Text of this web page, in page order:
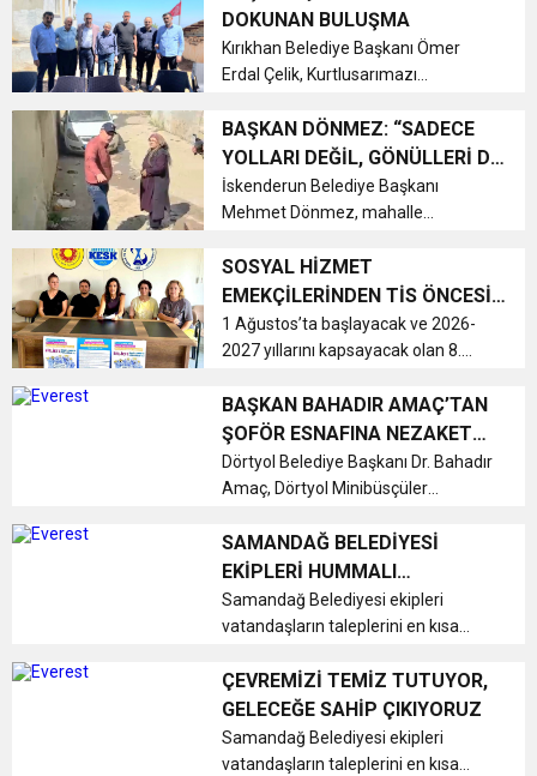
ve Onur Nişanesidir
CUMHURİYET BAYRAMI MESAJI
17:36 KURUMLAR VERGİSİ ERTELENDİ
1:00 İTSO İŞ-KUR SGK TOPLANTI
DUYURUSU
21:40 CEYLANDERE’DE BAŞKAN EMRAH
KARAÇAY’A SEVGİ SELİ
18:22 BAŞKAN SAMİ ÜSTÜN’DEN
GÖNÜLLERE DOKUNAN ZİYARET
değerlendirdi. Eğitim sisteminin
ekonomik, ideolojik ve kurumsal ...
DOKUNAN BULUŞMA
Kırıkhan Belediye Başkanı Ömer
Erdal Çelik, Kurtlusarımazı
“Vatandaş Soruyor Başkan
Cevaplıyor” programında
vatandaşların taleplerini dinledi.
Programın en dikkat çeken anı is...
BAŞKAN DÖNMEZ: “SADECE
YOLLARI DEĞİL, GÖNÜLLERİ DE
BİRBİRİNE BAĞLIYORUZ”
İskenderun Belediye Başkanı
Mehmet Dönmez, mahalle
yaşayan bir vatandaşın yol, durak ve
çevre düzenlemesi taleplerini
yerinde dinledi. Başkan Dönmez,
iletilen tüm is...
SOSYAL HİZMET
EMEKÇİLERİNDEN TİS ÖNCESİ
KARARLILIK MESAJI
1 Ağustos’ta başlayacak ve 2026-
2027 yıllarını kapsayacak olan 8.
Görüşmeleri öncesi, sosyal hizmet
emekçileri taleplerini yüksek sesle
duyurdu....
BAŞKAN BAHADIR AMAÇ’TAN
ŞOFÖR ESNAFINA NEZAKET
ZİYARET
Dörtyol Belediye Başkanı Dr. Bahadır
Amaç, Dörtyol Minibüsçüler
şoförlerle sabah kahvaltısında bir
araya gelerek, onların sorunlarını ve
taleplerini dinleme fırsatı buldu....
SAMANDAĞ BELEDİYESİ
EKİPLERİ HUMMALI
ÇALIŞMALARINI
SÜRDÜRÜYORLAR
Samandağ Belediyesi ekipleri
vatandaşların taleplerini en kısa
genelinde eşzamanlı çalışmalarını
sürdürüyorlar....
ÇEVREMİZİ TEMİZ TUTUYOR,
GELECEĞE SAHİP ÇIKIYORUZ
Samandağ Belediyesi ekipleri
vatandaşların taleplerini en kısa